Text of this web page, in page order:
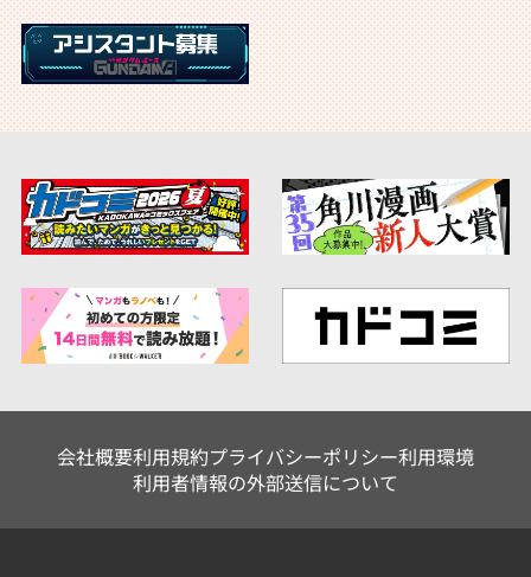
会社概要利用規約プライバシーポリシー利用環境
利用者情報の外部送信について